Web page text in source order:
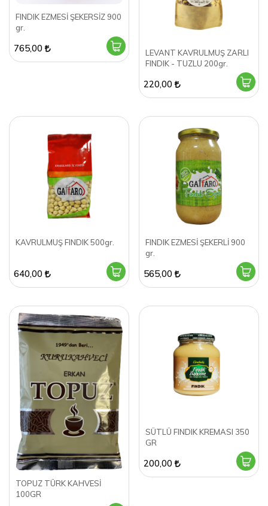
FINDIK EZMESİ ŞEKERSİZ 900
gr.
765,00
LEVANT KAVRULMUŞ ZARLI
FINDIK - TUZLU 200gr.
220,00
KAVRULMUŞ FINDIK 500gr.
640,00
FINDIK EZMESİ ŞEKERLİ 900
gr.
565,00
TOPUZ TÜRK KAHVESİ
100GR
SÜTLÜ FINDIK KREMASI 350
GR
200,00